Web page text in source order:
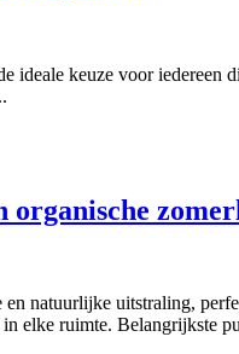
ideale keuze voor
natuurlijke uitstraling,
elke ruimte. Belangrijkste